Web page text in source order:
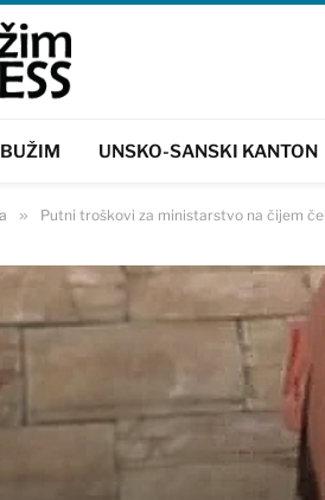
BUŽIM UNSKO-SANSKI KANTON
» Putni troškovi za ministarstvo na čijem